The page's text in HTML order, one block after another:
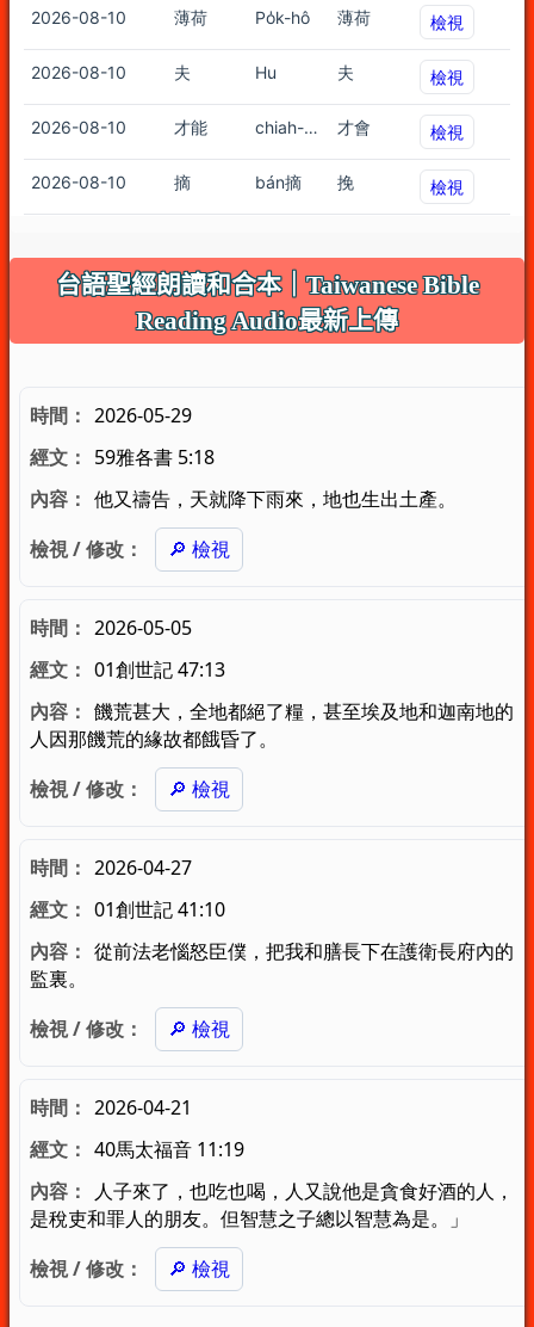
台語聖經朗讀和合本｜Taiwanese Bible
Reading Audio最新上傳